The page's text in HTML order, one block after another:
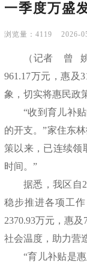
一季度万盛
4119 2026-
（记者 曾
961.17万元，惠及
象，切实将惠民政
“收到育儿补
的开支。”家住东
策以来，已连续领
时间。”
据悉，我区自
稳步推进各项工
2370.93万元，惠
社会温度，助力营
“育儿补贴是